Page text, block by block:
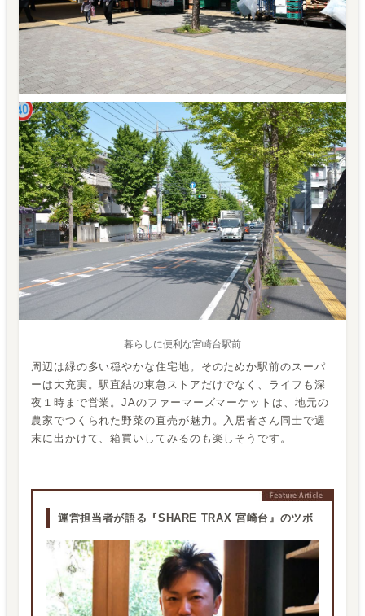
暮らしに便利な宮崎台駅前
周辺は緑の多い穏やかな住宅地。そのためか駅前のスーパ
ーは大充実。駅直結の東急ストアだけでなく、ライフも深
夜１時まで営業。JAのファーマーズマーケットは、地元の
農家でつくられた野菜の直売が魅力。入居者さん同士で週
末に出かけて、箱買いしてみるのも楽しそうです。
運営担当者が語る『SHARE TRAX 宮崎台』のツボ